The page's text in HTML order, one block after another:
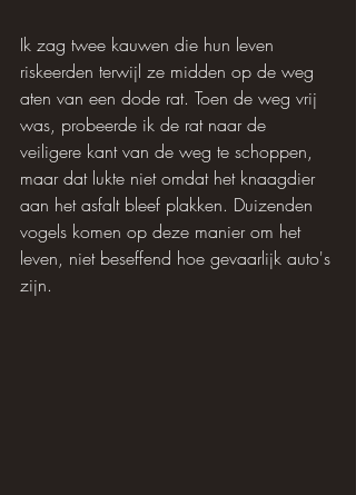
Ik zag twee kauwen die hun leven
riskeerden terwijl ze midden op de weg
aten van een dode rat. Toen de weg vrij
was, probeerde ik de rat naar de
veiligere kant van de weg te schoppen,
maar dat lukte niet omdat het knaagdier
aan het asfalt bleef plakken. Duizenden
vogels komen op deze manier om het
leven, niet beseffend hoe gevaarlijk auto's
zijn.